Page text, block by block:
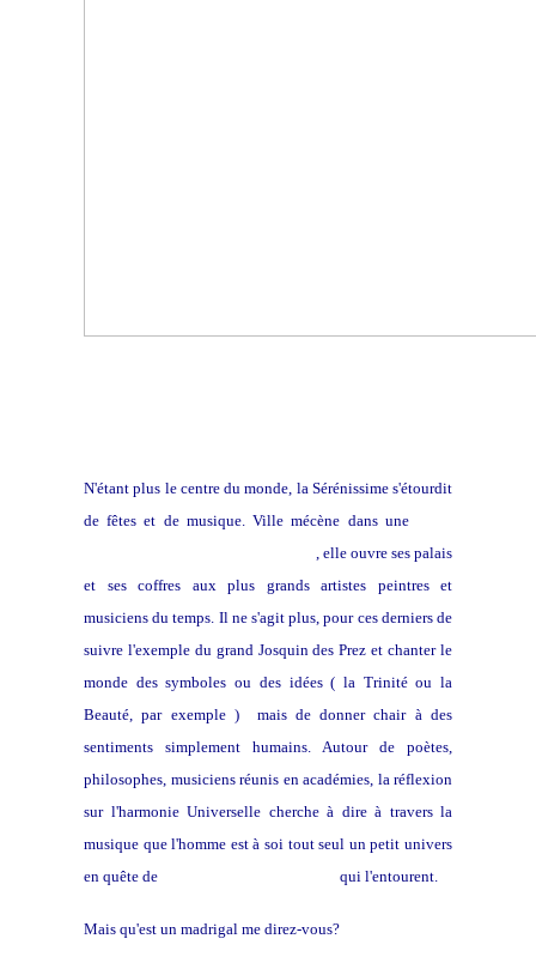
N'étant plus le centre du monde, la Sérénissime s'étourdit
de fêtes et de musique. Ville mécène dans une
, elle ouvre ses palais
et ses coffres aux plus grands artistes peintres et
musiciens du temps. Il ne s'agit plus, pour ces derniers de
suivre l'exemple du grand Josquin des Prez et chanter le
monde des symboles ou des idées ( la Trinité ou la
Beauté, par exemple ) mais de donner chair à des
sentiments simplement humains. Autour de poètes,
philosophes, musiciens réunis en académies, la réflexion
sur l'harmonie Universelle cherche à dire à travers la
musique que l'homme est à soi tout seul un petit univers
en quête de
qui l'entourent.
Mais qu'est un madrigal me direz-vous?